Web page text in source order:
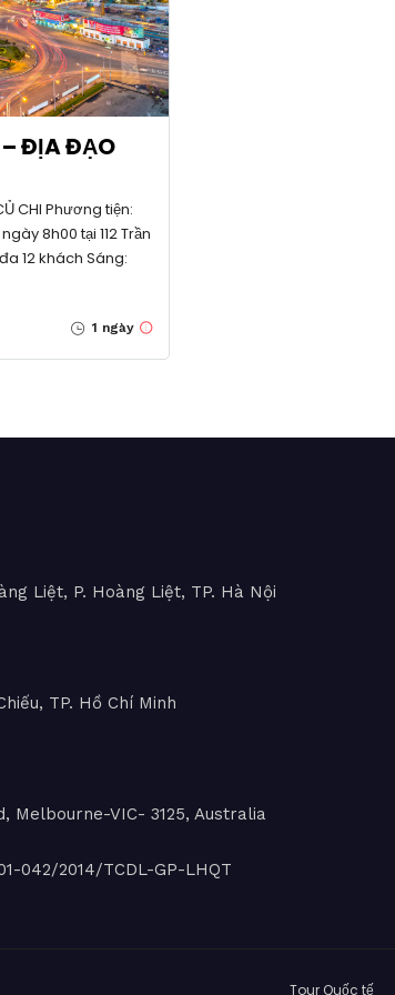
– ĐỊA ĐẠO
CHI Phương tiện:
8h00 tại 112 Trần
12 khách Sáng:
1 ngày
Liệt, P. Hoàng Liệt, TP. Hà Nội
TP. Hồ Chí Minh
Melbourne-VIC- 3125, Australia
042/2014/TCDL-GP-LHQT
Tour Quốc tế